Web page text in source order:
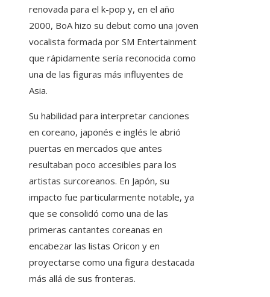
renovada para el k-pop y, en el año
2000, BoA hizo su debut como una joven
vocalista formada por SM Entertainment
que rápidamente sería reconocida como
una de las figuras más influyentes de
Asia.
Su habilidad para interpretar canciones
en coreano, japonés e inglés le abrió
puertas en mercados que antes
resultaban poco accesibles para los
artistas surcoreanos. En Japón, su
impacto fue particularmente notable, ya
que se consolidó como una de las
primeras cantantes coreanas en
encabezar las listas Oricon y en
proyectarse como una figura destacada
más allá de sus fronteras.